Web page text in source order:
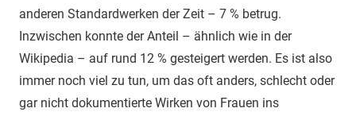
anderen Standardwerken der Zeit – 7 % betrug.
Inzwischen konnte der Anteil – ähnlich wie in der
Wikipedia – auf rund 12 % gesteigert werden. Es ist also
immer noch viel zu tun, um das oft anders, schlecht oder
gar nicht dokumentierte Wirken von Frauen ins